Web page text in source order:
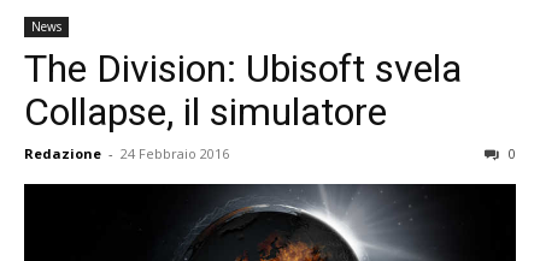
News
The Division: Ubisoft svela
Collapse, il simulatore
Redazione - 24 Febbraio 2016 0